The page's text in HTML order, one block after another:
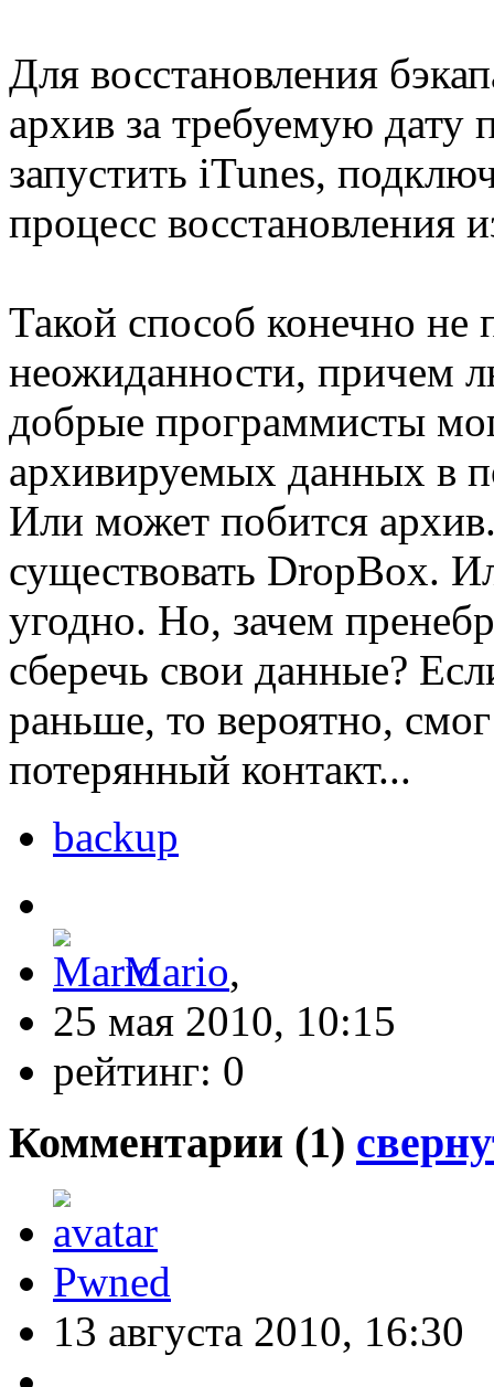
Для восстановления
архив за требуемую
запустить iTunes,
процесс восстановления
Такой способ конечно не
неожиданности, причем
добрые программисты
архивируемых данных в
Или может побится
существовать DropBox.
угодно. Но, зачем
сберечь свои данные?
раньше, то вероятно,
потерянный контакт...
backup
Mario,
25 мая 2010, 10:15
рейтинг: 0
Комментарии (1)
Pwned
13 августа 2010, 16:30